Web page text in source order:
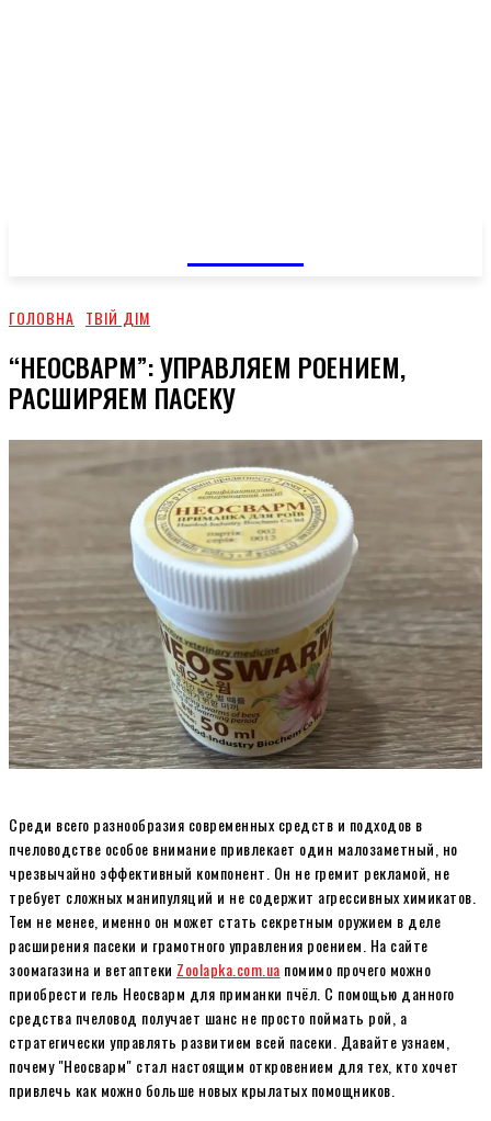
ГОЛОВНА ТВІЙ ДІМ
“НЕОСВАРМ”: УПРАВЛЯЕМ РОЕНИЕМ,
РАСШИРЯЕМ ПАСЕКУ
Среди всего разнообразия современных средств и подходов в
пчеловодстве особое внимание привлекает один малозаметный, но
чрезвычайно эффективный компонент. Он не гремит рекламой, не
требует сложных манипуляций и не содержит агрессивных химикатов.
Тем не менее, именно он может стать секретным оружием в деле
расширения пасеки и грамотного управления роением. На сайте
зоомагазина и ветаптеки Zoolapka.com.ua помимо прочего можно
приобрести гель Неосварм для приманки пчёл. С помощью данного
средства пчеловод получает шанс не просто поймать рой, а
стратегически управлять развитием всей пасеки. Давайте узнаем,
почему "Неосварм" стал настоящим откровением для тех, кто хочет
привлечь как можно больше новых крылатых помощников.